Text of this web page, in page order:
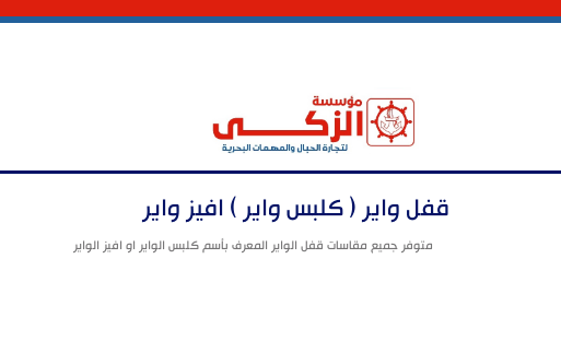
قفل واير ( كلبس واير ) افيز واير
متوفر جميع مقاسات قفل الواير المعرف بأسم كلبس الواير او افيز الواير